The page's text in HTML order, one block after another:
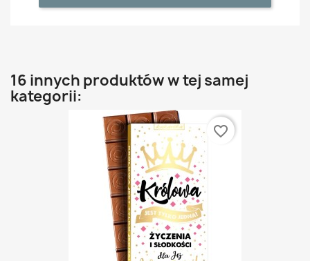
16 innych produktów w tej samej
kategorii:
favorite_border